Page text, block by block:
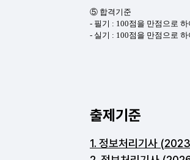
출제기준
1. 정보처리기사